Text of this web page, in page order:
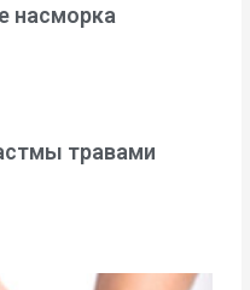
насморка
травами